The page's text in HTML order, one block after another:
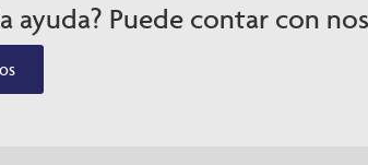
ayuda? Puede contar con